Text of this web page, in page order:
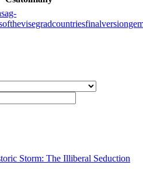
Storm: The Illiberal Seduction